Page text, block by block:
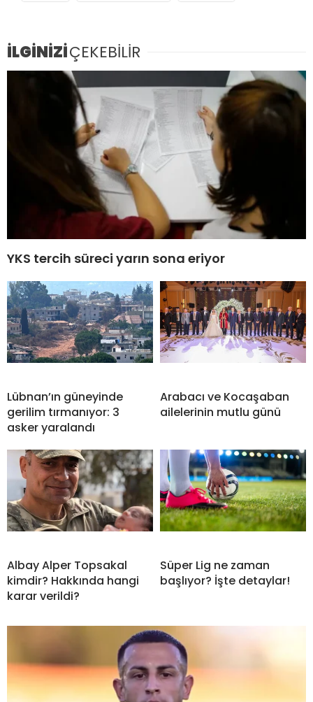
İLGİNİZİÇEKEBİLİR
YKS tercih süreci yarın sona eriyor
Lübnan’ın güneyinde
gerilim tırmanıyor: 3
asker yaralandı
Arabacı ve Kocaşaban
ailelerinin mutlu günü
Albay Alper Topsakal
kimdir? Hakkında hangi
karar verildi?
Süper Lig ne zaman
başlıyor? İşte detaylar!